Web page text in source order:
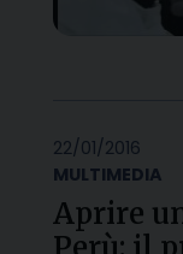
22/01/2016
MULTIMEDIA
Aprire